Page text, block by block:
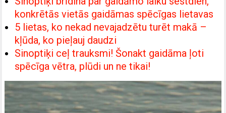
konkrētās vietās gaidāmas spēcīgas lietavas
5 lietas, ko nekad nevajadzētu turēt makā –
kļūda, ko pieļauj daudzi
Sinoptiķi ceļ trauksmi! Šonakt gaidāma ļoti
spēcīga vētra, plūdi un ne tikai!